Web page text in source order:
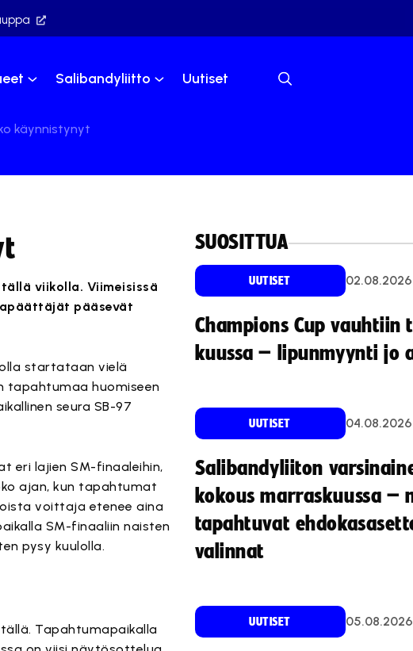
Salibandyliitto Uutiset
käynnistynyt
viikolla. Viimeisissä
pääsevät
startataan vielä
tapahtumaa huomiseen
seura SB-97
eri lajien SM-finaaleihin,
ajan, kun tapahtumat
voittaja etenee aina
SM-finaaliin naisten
pysy kuulolla.
Tapahtumapaikalla
SUOSITTUA
UUTISET 02.08.2026
Champions Cup vauhtiin
kuussa – lipunmyynti jo
UUTISET 04.08.2026
Salibandyliiton
kokous marraskuussa –
tapahtuvat
valinnat
UUTISET 05.08.2026